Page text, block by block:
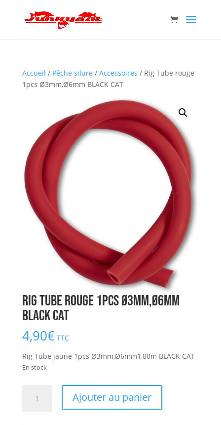
Accueil / Pêche silure / Accessoires / Rig Tube rouge
1pcs Ø3mm,Ø6mm BLACK CAT
Rig Tube rouge 1pcs Ø3mm,Ø6mm
BLACK CAT
4,90€ TTC
Rig Tube jaune 1pcs Ø3mm,Ø6mm1,00m BLACK CAT
En stock
Ajouter au panier